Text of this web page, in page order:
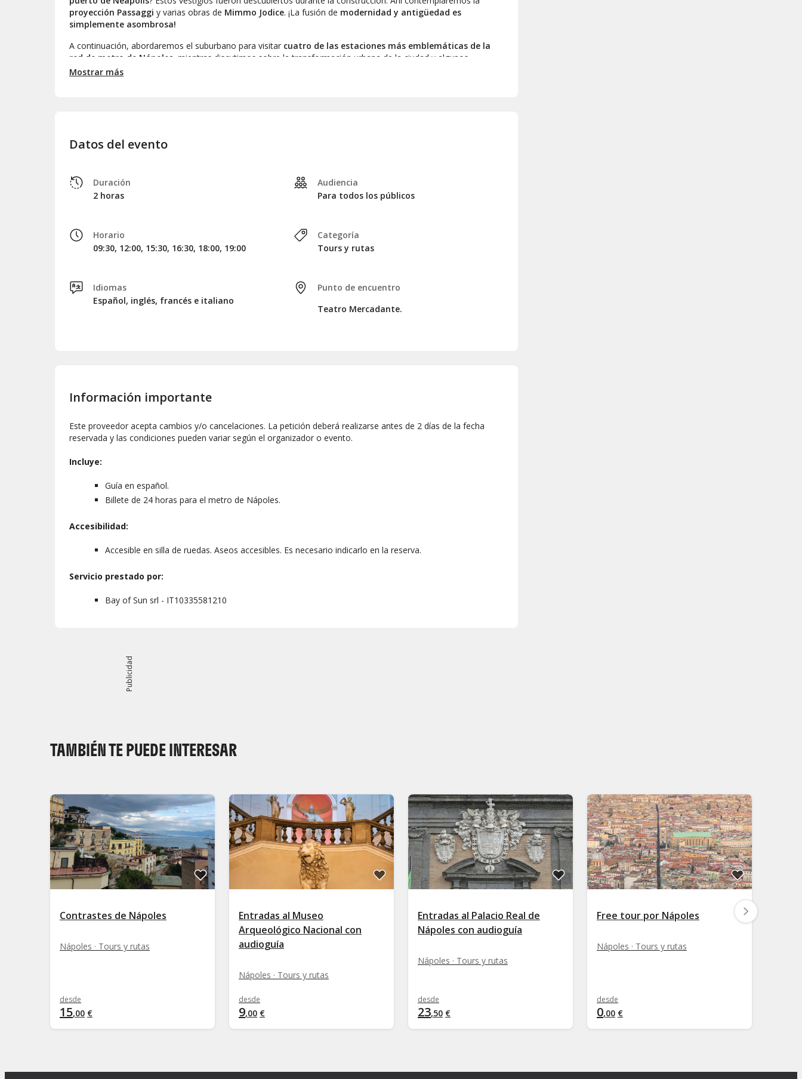
proyección Passaggi y varias obras de Mimmo Jodice. ¡La fusión de modernidad y antigüedad es
simplemente asombrosa!
A continuación, abordaremos el suburbano para visitar cuatro de las estaciones más emblemáticas de la
red de metro de Nápoles , mientras discutimos sobre la transformación urbana de la ciudad y algunos
monumentos cercanos.
Después de dos horas sumergidos en las
Mostrar más
Datos del evento
Duración
2 horas
Horario
09:30, 12:00, 15:30, 16:30, 18:00, 19:00
Idiomas
Español, inglés, francés e italiano
Audiencia
Para todos los públicos
Categoría
Tours y rutas
Punto de encuentro
Teatro Mercadante.
Información importante
Este proveedor acepta cambios y/o cancelaciones. La petición deberá realizarse antes de 2 días de la fecha
reservada y las condiciones pueden variar según el organizador o evento.
Incluye:
Guía en español.
Billete de 24 horas para el metro de Nápoles.
Accesibilidad:
Accesible en silla de ruedas. Aseos accesibles. Es necesario indicarlo en la reserva.
Servicio prestado por:
Bay of Sun srl - IT10335581210
Publicidad
TAMBIÉN TE PUEDE INTERESAR
Contrastes de Nápoles
Nápoles · Tours y rutas
desde
15,00 €
Entradas al Museo
Arqueológico Nacional con
audioguía
Nápoles · Tours y rutas
desde
9,00 €
Entradas al Palacio Real de
Nápoles con audioguía
Nápoles · Tours y rutas
desde
23,50 €
Free tour por Nápoles
Nápoles · Tours y rutas
desde
0,00 €